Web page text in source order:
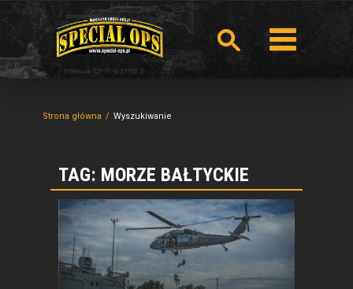
Strona główna Wyszukiwanie
TAG: MORZE BAŁTYCKIE